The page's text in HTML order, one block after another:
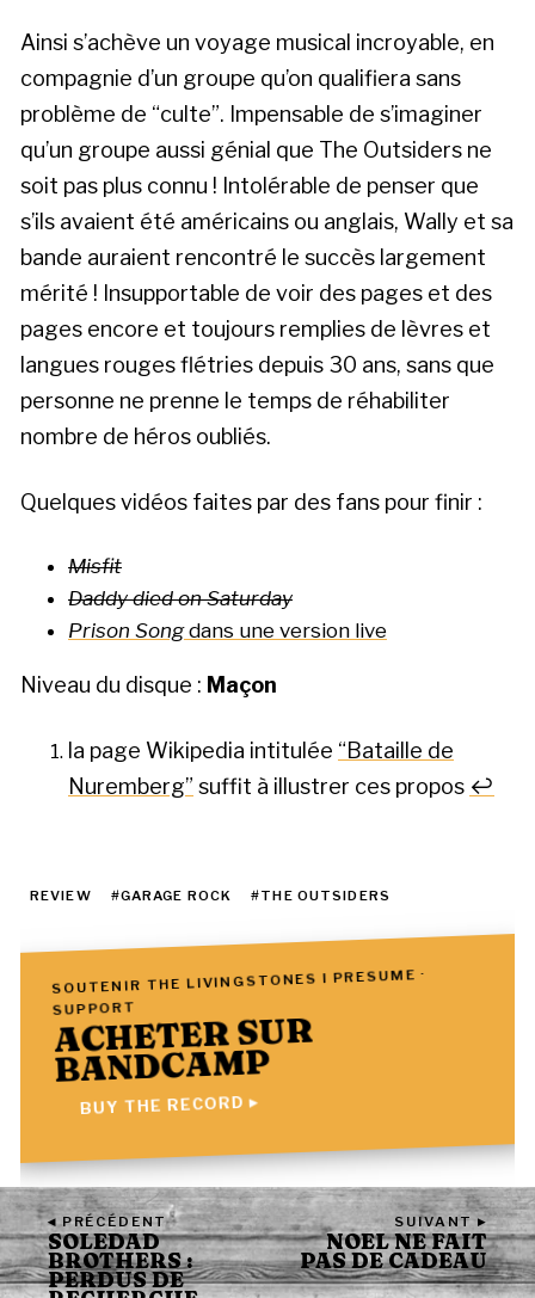
Ainsi s’achève un voyage musical incroyable, en
compagnie d’un groupe qu’on qualifiera sans
problème de “culte”. Impensable de s’imaginer
qu’un groupe aussi génial que The Outsiders ne
soit pas plus connu ! Intolérable de penser que
s’ils avaient été américains ou anglais, Wally et sa
bande auraient rencontré le succès largement
mérité ! Insupportable de voir des pages et des
pages encore et toujours remplies de lèvres et
langues rouges flétries depuis 30 ans, sans que
personne ne prenne le temps de réhabiliter
nombre de héros oubliés.
Quelques vidéos faites par des fans pour finir :
Misfit
Daddy died on Saturday
Prison Songdans une version live
Niveau du disque : Maçon
FOOTNOTES
la page Wikipedia intitulée “Bataille de
Nuremberg” suffit à illustrer ces propos ↩
REVIEW #GARAGE ROCK #THE OUTSIDERS
SOUTENIR THE LIVINGSTONES I PRESUME ·
SUPPORT
ACHETER SUR
BANDCAMP
BUY THE RECORD ▸
◂ PRÉCÉDENT
SOLEDAD
BROTHERS :
PERDUS DE
SUIVANT ▸
NOEL NE FAIT
PAS DE CADEAU